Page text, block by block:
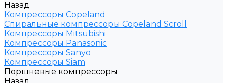
Назад
Компрессоры Copeland
Спиральные компрессоры Copeland Scroll
Компрессоры Mitsubishi
Компрессоры Panasonic
Компрессоры Sanyo
Компрессоры Siam
Поршневые компрессоры